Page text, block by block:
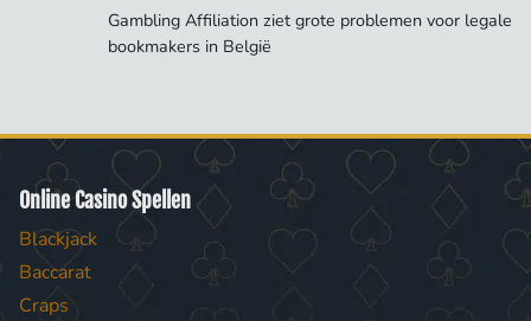
Gambling Affiliation ziet grote problemen voor legale
bookmakers in België
Online Casino Spellen
Blackjack
Baccarat
Craps